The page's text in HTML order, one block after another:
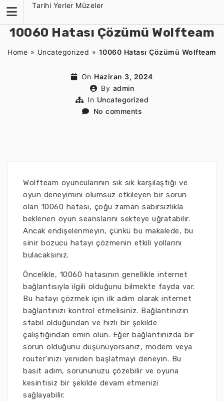
content
Tarihi Yerler Müzeler
10060 Hatası Çözümü Wolfteam
Home » Uncategorized » 10060 Hatası Çözümü Wolfteam
On Haziran 3, 2024
By admin
In Uncategorized
No comments
Wolfteam oyuncularının sık sık karşılaştığı ve
oyun deneyimini olumsuz etkileyen bir sorun
olan 10060 hatası, çoğu zaman sabırsızlıkla
beklenen oyun seanslarını sekteye uğratabilir.
Ancak endişelenmeyin, çünkü bu makalede, bu
sinir bozucu hatayı çözmenin etkili yollarını
bulacaksınız.
Öncelikle, 10060 hatasının genellikle internet
bağlantısıyla ilgili olduğunu bilmekte fayda var.
Bu hatayı çözmek için ilk adım olarak internet
bağlantınızı kontrol etmelisiniz. Bağlantınızın
stabil olduğundan ve hızlı bir şekilde
çalıştığından emin olun. Eğer bağlantınızda bir
sorun olduğunu düşünüyorsanız, modem veya
router'ınızı yeniden başlatmayı deneyin. Bu
basit adım, sorununuzu çözebilir ve oyuna
kesintisiz bir şekilde devam etmenizi
sağlayabilir.